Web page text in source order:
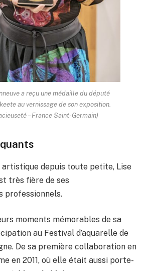
a reçu une médaille du député
au vernissage de son exposition.
– France Saint-Germain)
artistique depuis toute petite, Lise
très fière de ses
professionnels.
moments mémorables de sa
au Festival d’aquarelle de
De sa première collaboration en
en 2011, où elle était aussi porte-